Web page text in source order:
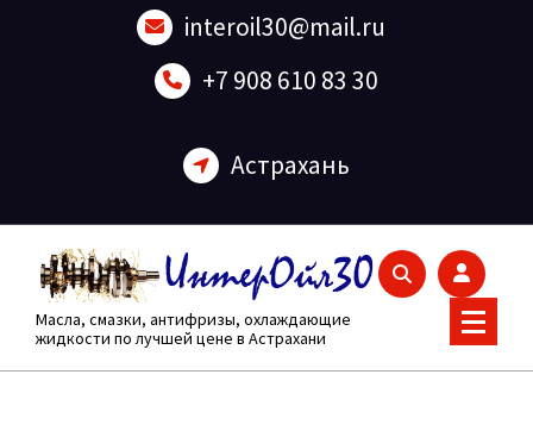
interoil30@mail.ru
+7 908 610 83 30
Астрахань
Масла, смазки, антифризы, охлаждающие
жидкости по лучшей цене в Астрахани